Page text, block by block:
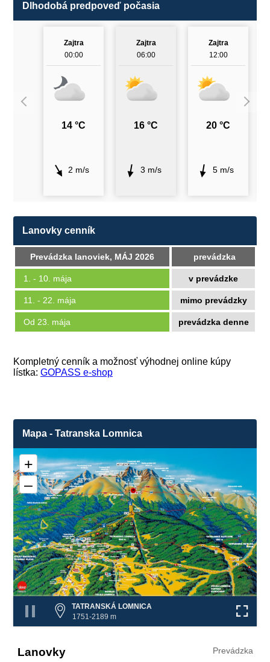
Dlhodobá predpoveď počasia
Zajtra
00:00
14 °C
2 m/s
Zajtra
06:00
16 °C
3 m/s
Zajtra
12:00
20 °C
5 m/s
Lanovky cenník
Prevádzka lanoviek, MÁJ 2026 prevádzka
1. - 10. mája v prevádzke
11. - 22. mája mimo prevádzky
Od 23. mája prevádzka denne
Kompletný cenník a možnosť výhodnej online kúpy
lístka: GOPASS e-shop
Mapa - Tatranska Lomnica
❌
+
–
TATRANSKÁ LOMNICA
1751-2189 m
Lanovky Prevádzka